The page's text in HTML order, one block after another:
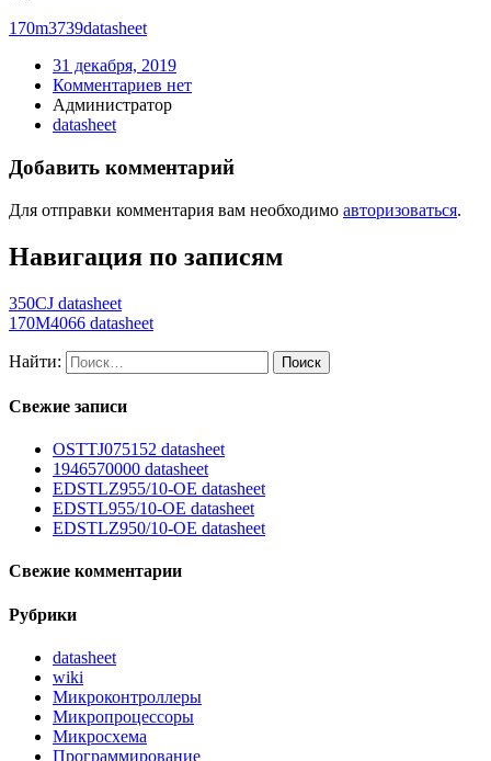
170m3739datasheet
31 декабря, 2019
Комментариев нет
Администратор
datasheet
Добавить комментарий
Для отправки комментария вам необходимо авторизоваться.
Навигация по записям
350CJ datasheet
170M4066 datasheet
Найти:
Свежие записи
OSTTJ075152 datasheet
1946570000 datasheet
EDSTLZ955/10-OE datasheet
EDSTL955/10-OE datasheet
EDSTLZ950/10-OE datasheet
Свежие комментарии
Рубрики
datasheet
wiki
Микроконтроллеры
Микропроцессоры
Микросхема
Программирование